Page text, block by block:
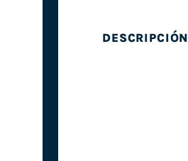
DESCRIPCIÓN